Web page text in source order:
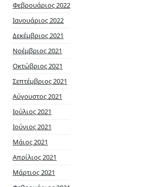
Φεβρουάριος 2022
Ιανουάριος 2022
Δεκέμβριος 2021
Νοέμβριος 2021
Οκτώβριος 2021
Σεπτέμβριος 2021
Αύγουστος 2021
Ιούλιος 2021
Ιούνιος 2021
Μάιος 2021
Απρίλιος 2021
Μάρτιος 2021